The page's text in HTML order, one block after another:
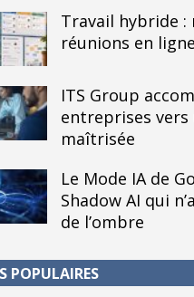
Travail hybride
réunions en
ITS Group
entreprises vers
maîtrisée
Le Mode IA de
Shadow AI qui
de l’ombre
POPULAIRES